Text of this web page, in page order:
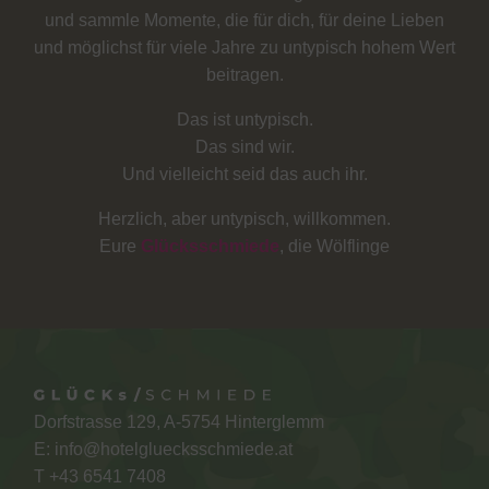
und sammle Momente, die für dich, für deine Lieben
und möglichst für viele Jahre zu untypisch hohem Wert
beitragen.
Das ist untypisch.
Das sind wir.
Und vielleicht seid das auch ihr.
Herzlich, aber untypisch, willkommen.
Eure Glücksschmiede, die Wölflinge
Dorfstrasse 129, A-5754 Hinterglemm
E: info@hotelgluecksschmiede.at
T +43 6541 7408